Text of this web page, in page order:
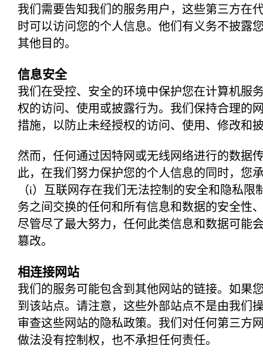
我们需要告知我们的服务用户，这些第三方在
时可以访问您的个人信息。他们有义务不披露
其他目的。
信息安全
我们在受控、安全的环境中保护您在计算机服
权的访问、使用或披露行为。我们保持合理的
措施，以防止未经授权的访问、使用、修改和
然而，任何通过因特网或无线网络进行的数据
此，在我们努力保护您的个人信息的同时，您
（i）互联网存在我们无法控制的安全和隐私限
务之间交换的任何和所有信息和数据的安全性
尽管尽了最大努力，任何此类信息和数据可能
篡改。
相连接网站
我们的服务可能包含到其他网站的链接。如果
到该站点。请注意，这些外部站点不是由我们
审查这些网站的隐私政策。我们对任何第三方
做法没有控制权，也不承担任何责任。